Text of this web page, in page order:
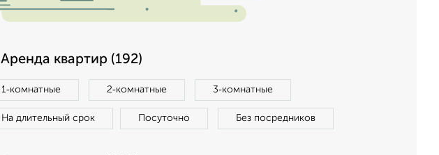
Аренда квартир (192)
1‑комнатные 2‑комнатные 3‑комнатные
На длительный срок Посуточно Без посредников